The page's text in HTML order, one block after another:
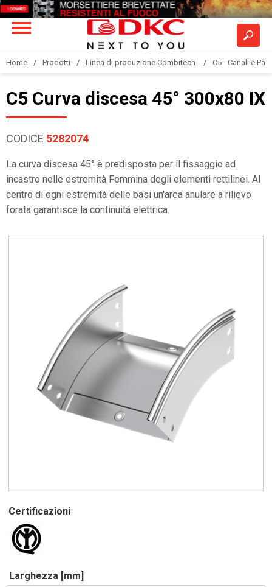
Home Prodotti Linea di produzione Combitech C5 - Canali e
C5 Curva discesa 45° 300x80 IX
CODICE 5282074
La curva discesa 45° è predisposta per il fissaggio ad
incastro nelle estremità Femmina degli elementi rettilinei. Al
centro di ogni estremità delle basi un'area anulare a rilievo
forata garantisce la continuità elettrica.
Certificazioni
Larghezza [mm]